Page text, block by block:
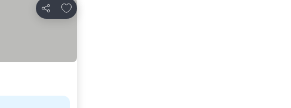
Partilhar
Adicionar aos favoritos